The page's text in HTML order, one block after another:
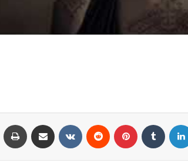
لينكدإن بينتيريست مشاركة عبر البريد